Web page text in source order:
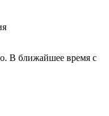
В ближайшее время с